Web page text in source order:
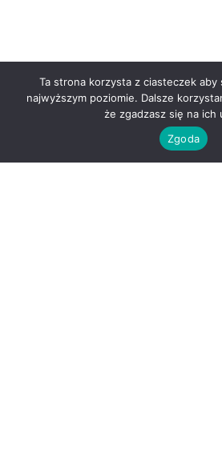
Ta strona korzysta z ciasteczek aby
najwyższym poziomie. Dalsze
że zgadzasz się na ich
Zgoda